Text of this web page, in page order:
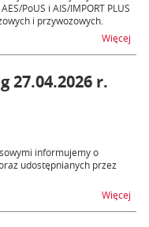
PoUS i AIS/IMPORT PLUS
i przywozowych.
Więcej
27.04.2026 r.
informujemy o
udostępnianych przez
Więcej